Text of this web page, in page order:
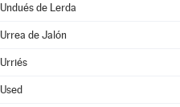
Undués de Lerda
Urrea de Jalón
Urriés
Used